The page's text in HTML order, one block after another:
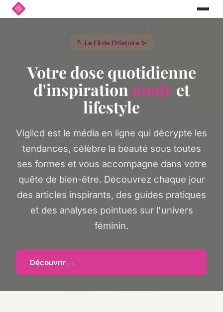
🪡 Le Fil de l'Histoire ✨
Votre dose quotidienne
d'inspiration mode et
lifestyle
Vigilcd est le média en ligne qui décrypte les
tendances, célèbre la beauté sous toutes
ses formes et vous accompagne dans votre
quête de bien-être. Découvrez chaque jour
des articles inspirants, des guides pratiques
et des analyses pointues sur l'univers
féminin.
Découvrir →